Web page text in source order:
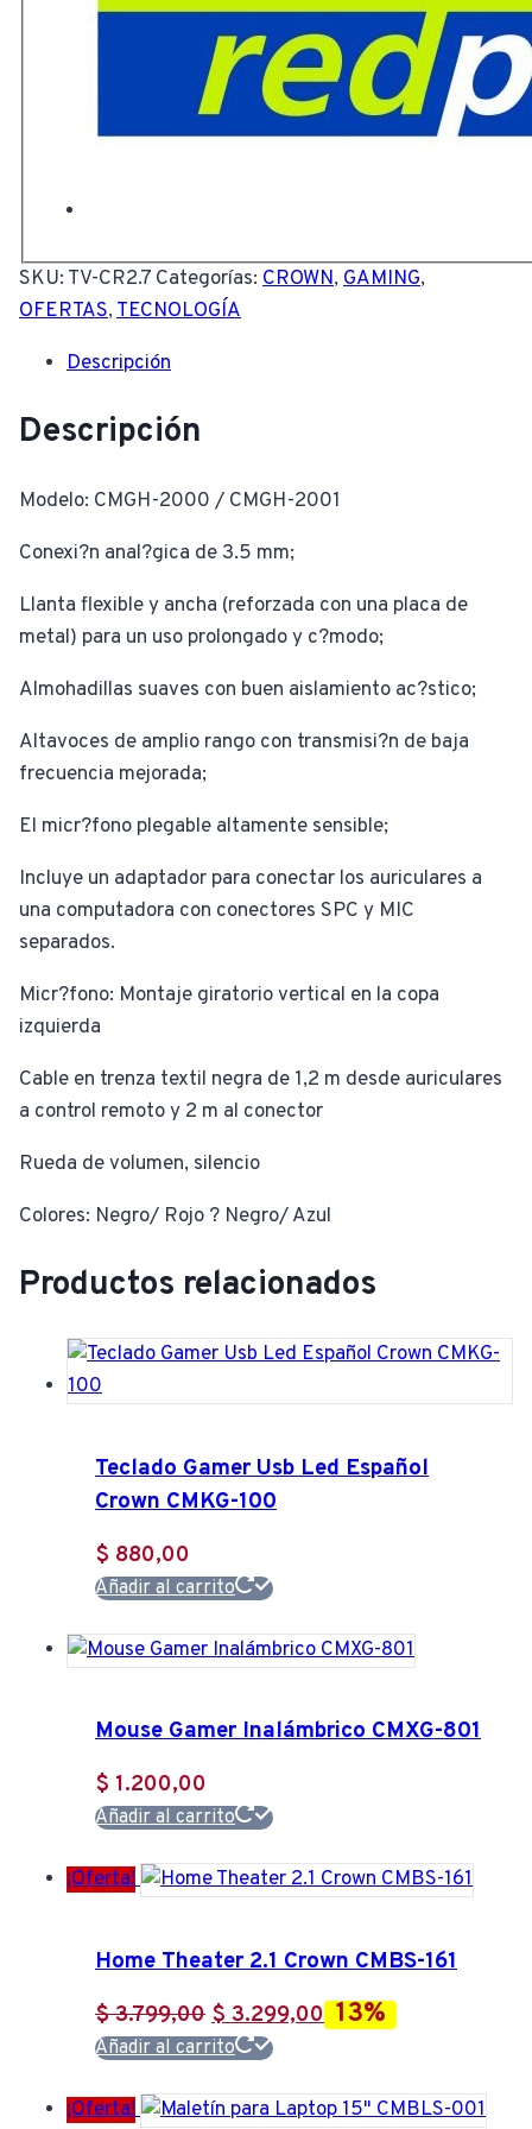
SKU: TV-CR2.7 Categorías: CROWN, GAMING,
OFERTAS,TECNOLOGÍA
Descripción
Descripción
Modelo: CMGH-2000 / CMGH-2001
Conexi?n anal?gica de 3.5 mm;
Llanta flexible y ancha (reforzada con una placa de
metal) para un uso prolongado y c?modo;
Almohadillas suaves con buen aislamiento ac?stico;
Altavoces de amplio rango con transmisi?n de baja
frecuencia mejorada;
El micr?fono plegable altamente sensible;
Incluye un adaptador para conectar los auriculares a
una computadora con conectores SPC y MIC
separados.
Micr?fono: Montaje giratorio vertical en la copa
izquierda
Cable en trenza textil negra de 1,2 m desde auriculares
a control remoto y 2 m al conector
Rueda de volumen, silencio
Colores: Negro/ Rojo ? Negro/ Azul
Productos relacionados
Teclado Gamer Usb Led Español
Crown CMKG-100
$ 880,00
Añadir al carrito
Mouse Gamer Inalámbrico CMXG-801
$ 1.200,00
Añadir al carrito
¡Oferta!
Home Theater 2.1 Crown CMBS-161
$3.799,00 El
precio
era:
$ 3.299,00El
es:
13%
Añadir al carrito
¡Oferta!